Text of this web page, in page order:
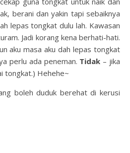
berani dan yakin tapi sebaiknya
lepas tongkat dulu lah. Kawasan
Jadi korang kena berhati-hati.
aku masa aku dah lepas tongkat
perlu ada peneman. Tidak – jika
tongkat.) Hehehe~
boleh duduk berehat di kerusi